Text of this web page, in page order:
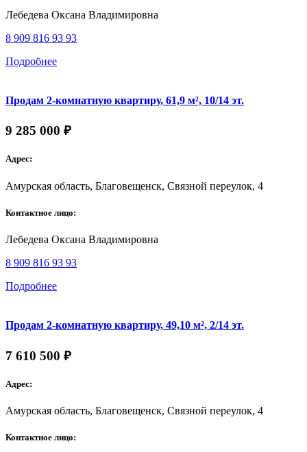
Лебедева Оксана Владимировна
8 909 816 93 93
Подробнее
Продам 2-комнатную квартиру, 61,9 м², 10/14 эт.
9 285 000 ₽
Адрес:
Амурская область, Благовещенск, Связной переулок, 4
Контактное лицо:
Лебедева Оксана Владимировна
8 909 816 93 93
Подробнее
Продам 2-комнатную квартиру, 49,10 м², 2/14 эт.
7 610 500 ₽
Адрес:
Амурская область, Благовещенск, Связной переулок, 4
Контактное лицо: